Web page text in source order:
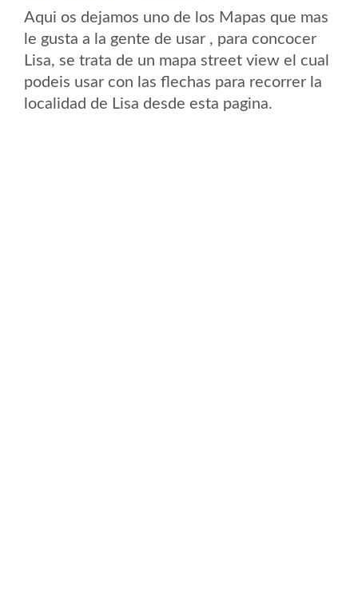
Aqui os dejamos uno de los Mapas que mas
le gusta a la gente de usar , para concocer
Lisa, se trata de un mapa street view el cual
podeis usar con las flechas para recorrer la
localidad de Lisa desde esta pagina.